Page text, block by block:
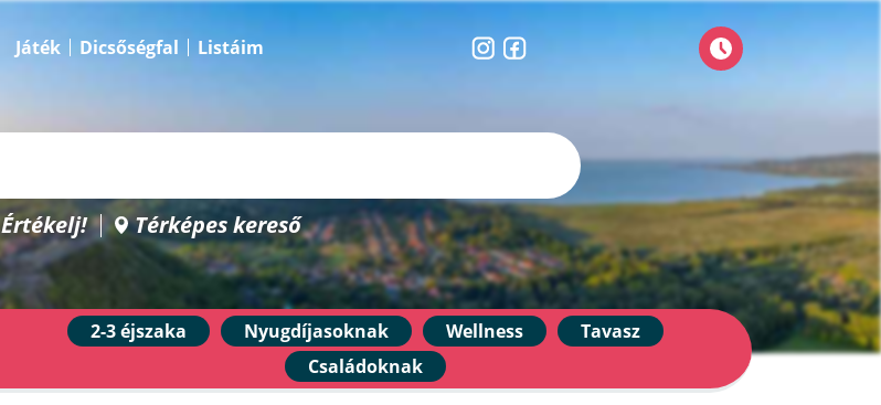
Játék Dicsőségfal Listáim
Értékelj! Térképes kereső
2-3 éjszaka Nyugdíjasoknak Wellness
Tavasz
Családoknak